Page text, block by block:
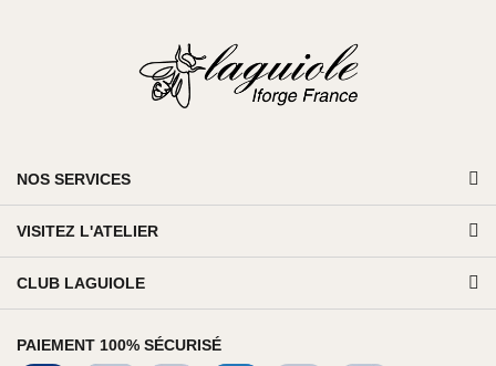
NOS SERVICES
VISITEZ L'ATELIER
CLUB LAGUIOLE
PAIEMENT 100% SÉCURISÉ